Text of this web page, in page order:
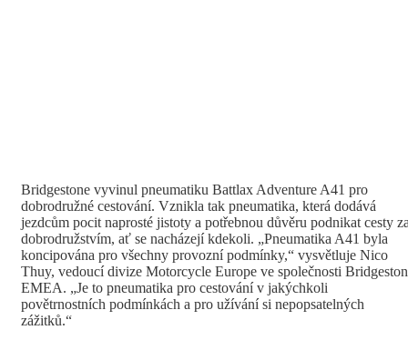
Bridgestone vyvinul pneumatiku Battlax Adventure A41 pro
dobrodružné cestování. Vznikla tak pneumatika, která dodává
jezdcům pocit naprosté jistoty a potřebnou důvěru podnikat cesty
dobrodružstvím, ať se nacházejí kdekoli. „Pneumatika A41 byla
koncipována pro všechny provozní podmínky,“ vysvětluje Nico
Thuy, vedoucí divize Motorcycle Europe ve společnosti
EMEA. „Je to pneumatika pro cestování v jakýchkoli
povětrnostních podmínkách a pro užívání si nepopsatelných
zážitků.“